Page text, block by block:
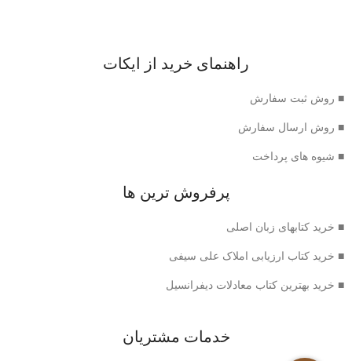
راهنمای خرید از ایکات
■ روش ثبت سفارش
■ روش ارسال سفارش
■ شیوه های پرداخت
پرفروش ترین ها
■ خرید کتابهای زبان اصلی
■ خرید کتاب ارزیابی املاک علی سیفی
■ خرید بهترین کتاب معادلات دیفرانسیل
خدمات مشتریان